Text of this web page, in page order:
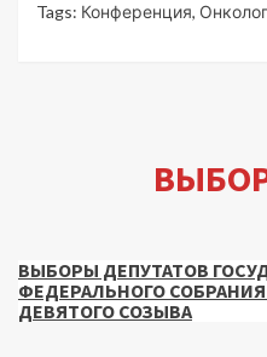
Tags: Конференция,
ВЫБОРЫ ДЕПУТАТОВ
ФЕДЕРАЛЬНОГО
ДЕВЯТОГО СОЗЫВА